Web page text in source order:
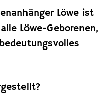
Löwe ist
Löwe-Geborenen,